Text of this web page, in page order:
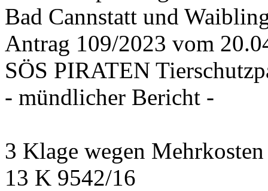
Bad Cannstatt und
Antrag 109/2023 vom
SÖS PIRATEN
- mündlicher Bericht -
3 Klage wegen
13 K 9542/16